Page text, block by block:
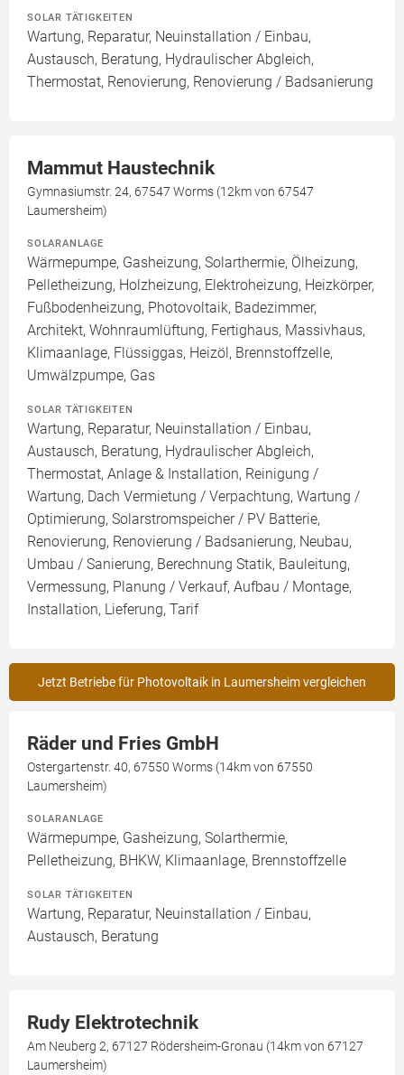
SOLAR TÄTIGKEITEN
Wartung, Reparatur, Neuinstallation / Einbau,
Austausch, Beratung, Hydraulischer Abgleich,
Thermostat, Renovierung, Renovierung / Badsanierung
Mammut Haustechnik
Gymnasiumstr. 24, 67547 Worms (12km von 67547
Laumersheim)
SOLARANLAGE
Wärmepumpe, Gasheizung, Solarthermie, Ölheizung,
Pelletheizung, Holzheizung, Elektroheizung, Heizkörper,
Fußbodenheizung, Photovoltaik, Badezimmer,
Architekt, Wohnraumlüftung, Fertighaus, Massivhaus,
Klimaanlage, Flüssiggas, Heizöl, Brennstoffzelle,
Umwälzpumpe, Gas
SOLAR TÄTIGKEITEN
Wartung, Reparatur, Neuinstallation / Einbau,
Austausch, Beratung, Hydraulischer Abgleich,
Thermostat, Anlage & Installation, Reinigung /
Wartung, Dach Vermietung / Verpachtung, Wartung /
Optimierung, Solarstromspeicher / PV Batterie,
Renovierung, Renovierung / Badsanierung, Neubau,
Umbau / Sanierung, Berechnung Statik, Bauleitung,
Vermessung, Planung / Verkauf, Aufbau / Montage,
Installation, Lieferung, Tarif
Jetzt Betriebe für Photovoltaik in Laumersheim vergleichen
Räder und Fries GmbH
Ostergartenstr. 40, 67550 Worms (14km von 67550
Laumersheim)
SOLARANLAGE
Wärmepumpe, Gasheizung, Solarthermie,
Pelletheizung, BHKW, Klimaanlage, Brennstoffzelle
SOLAR TÄTIGKEITEN
Wartung, Reparatur, Neuinstallation / Einbau,
Austausch, Beratung
Rudy Elektrotechnik
Am Neuberg 2, 67127 Rödersheim-Gronau (14km von 67127
Laumersheim)